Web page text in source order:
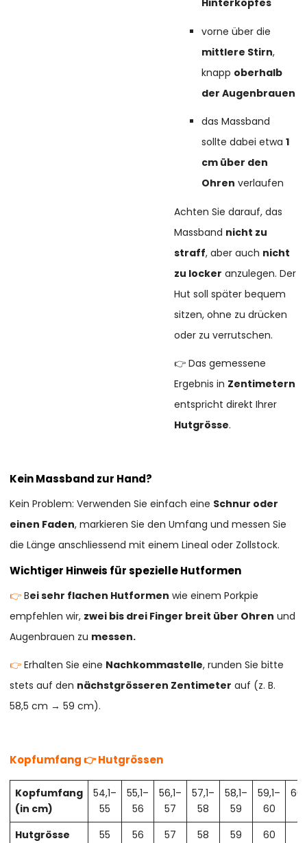
Hinterkopfes
vorne über die
mittlere Stirn,
knapp oberhalb
der Augenbrauen
das Massband
sollte dabei etwa1
cm über den
Ohren verlaufen
Achten Sie darauf, das
Massband nicht zu
straff, aber auch nicht
zu locker anzulegen. Der
Hut soll später bequem
sitzen, ohne zu drücken
oder zu verrutschen.
👉 Das gemessene
Ergebnis in Zentimetern
entspricht direkt Ihrer
Hutgrösse.
Kein Massband zur Hand?
Kein Problem: Verwenden Sie einfach eine Schnur oder
einen Faden, markieren Sie den Umfang und messen Sie
die Länge anschliessend mit einem Lineal oder Zollstock.
Wichtiger Hinweis für spezielle Hutformen
👉Bei sehr flachen Hutformen wie einem Porkpie
empfehlen wir, zwei bis drei Finger breit über Ohren und
Augenbrauen zu messen.
👉Erhalten Sie eine Nachkommastelle, runden Sie bitte
stets auf den nächstgrösseren Zentimeter auf (z. B.
58,5 cm → 59 cm).
Kopfumfang 👉 Hutgrössen
Kopfumfang
(in cm)
54,1–
55
55,1–
56
56,1–
57
57,1–
58
58,1–
59
59,1–
60
Hutgrösse
55 56 57 58 59 60